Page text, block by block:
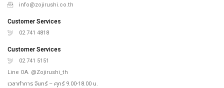
info@zojirushi.co.th
Customer Services
02 741 4818
Customer Services
02 741 5151
Line OA. @Zojirushi_th
เวลาทำการ จันทร์ – ศุกร์ 9.00-18.00 น.